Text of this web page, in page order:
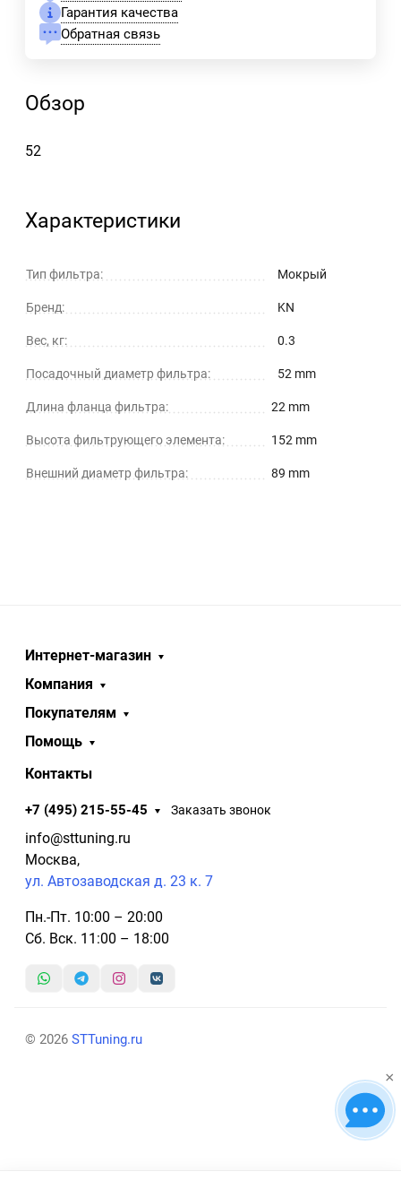
Гарантия качества
Обратная связь
Обзор
52
Характеристики
Тип фильтра: Мокрый
Бренд: KN
Вес, кг: 0.3
Посадочный диаметр фильтра: 52 mm
Длина фланца фильтра: 22 mm
Высота фильтрующего элемента: 152 mm
Внешний диаметр фильтра: 89 mm
Интернет-магазин
Компания
Покупателям
Помощь
Контакты
+7 (495) 215-55-45 Заказать звонок
info@sttuning.ru
Москва,
ул. Автозаводская д. 23 к. 7
Пн.-Пт. 10:00 – 20:00
Сб. Вск. 11:00 – 18:00
© 2026 STTuning.ru
×